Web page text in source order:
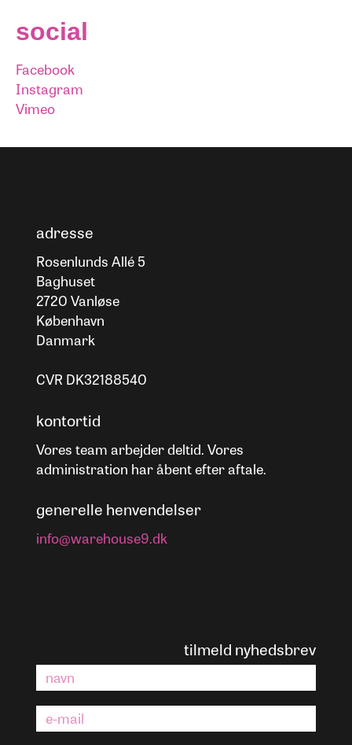
social
Facebook
Instagram
Vimeo
adresse
Rosenlunds Allé 5
Baghuset
2720 Vanløse
København
Danmark
CVR DK32188540
kontortid
Vores team arbejder deltid. Vores
administration har åbent efter aftale.
generelle henvendelser
info@warehouse9.dk
tilmeld nyhedsbrev